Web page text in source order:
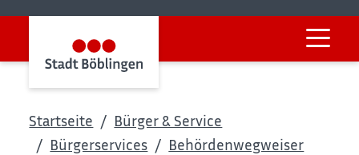
Startseite
Bürger & Service
Bürgerservices
Behördenwegweiser